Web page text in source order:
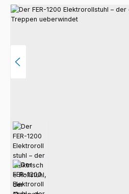
Bildergalerie überspringen